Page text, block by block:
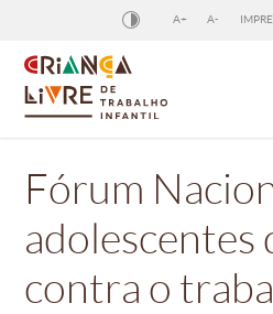
A+ A-
Fórum
adolescentes
contra o